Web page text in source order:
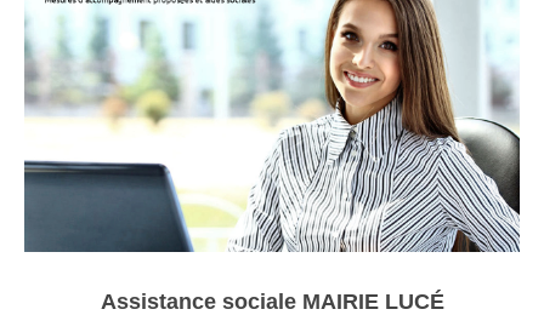
Assistance sociale MAIRIE LUCÉ